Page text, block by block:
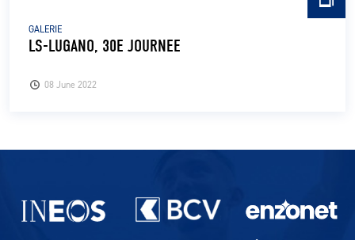
08 June 2022
GALERIE
LS-LUGANO, 30E JOURNEE
Partenaires du lausanne-Sport